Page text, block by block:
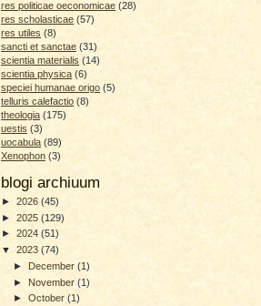
res politicae oeconomicae (28)
res scholasticae (57)
res utiles (8)
sancti et sanctae (31)
scientia materialis (14)
scientia physica (6)
speciei humanae origo (5)
telluris calefactio (8)
theologia (175)
uestis (3)
uocabula (89)
Xenophon (3)
blogi archiuum
► 2026 (45)
► 2025 (129)
► 2024 (51)
▼ 2023 (74)
►December(1)
► November(1)
►October(1)